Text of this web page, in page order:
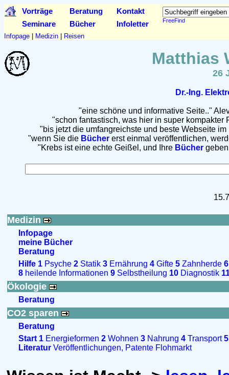
Vorträge Beratung Kontakt
FreeFind
Seminare Bücher Infoletter
Infopage Medizin Reisen
Matthias
26
Dr.-Ing.
"eine schöne und informative Seite.."
"schon fantastisch, was hier in super
"bis jetzt die umfangreichste und beste Webseite
"wenn Sie die Büchererst einmal veröffentlichen,
"Krebs ist eine echte Geißel, und Ihre Büchergeben
Medizin
Infopage
meine Bücher
Beratung
Hilfe 1 Psyche 2 Statik 3 Ernährung 4 Gifte 5 Zahnherde 6
8 heilende Informationen 9 Selbstheilung 10 Diagnostik
Ökologie
Beratung
CO2 sparen
Beratung
Start 1 Energieformen 2 Wohnen 3 Nahrung 4 Transport 5
Literatur Veröffentlichungen, Patente Flohmarkt